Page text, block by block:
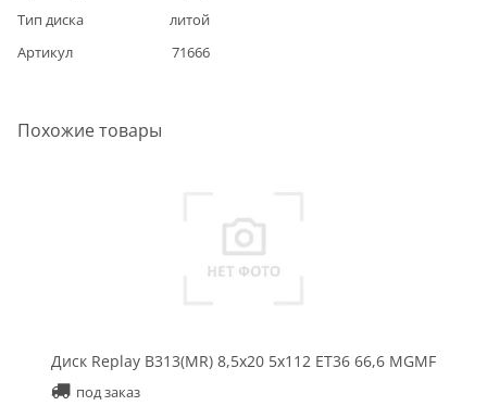
Тип диска
литой
Артикул
71666
Похожие товары
Диск Replay B313(MR) 8,5x20 5x112 ET36 66,6 MGMF
под заказ